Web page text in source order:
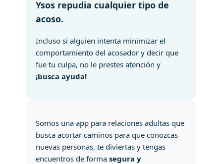
Ysos repudia cualquier tipo de
acoso.
Incluso si alguien intenta minimizar el
comportamiento del acosador y decir que
fue tu culpa, no le prestes atención y
¡busca ayuda!
Somos una app para relaciones adultas que
busca acortar caminos para que conozcas
nuevas personas, te diviertas y tengas
encuentros de formasegura y